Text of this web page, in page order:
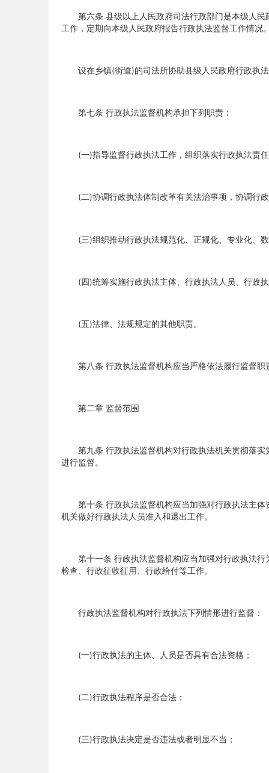
第六条 县级以上人民政府司法行政部门是本级人民
工作，定期向本级人民政府报告行政执法监督工作情况
设在乡镇(街道)的司法所协助县级人民政府行政执法
第七条 行政执法监督机构承担下列职责：
(一)指导监督行政执法工作，组织落实行政执法责任
(二)协调行政执法体制改革有关法治事项，协调行
(三)组织推动行政执法规范化、正规化、专业化、
(四)统筹实施行政执法主体、行政执法人员、行政执
(五)法律、法规规定的其他职责。
第八条 行政执法监督机构应当严格依法履行监督职
第二章 监督范围
第九条 行政执法监督机构对行政执法机关贯彻落实
进行监督。
第十条 行政执法监督机构应当加强对行政执法主体
机关做好行政执法人员准入和退出工作。
第十一条 行政执法监督机构应当加强对行政执法行
检查、行政征收征用、行政给付等工作。
行政执法监督机构对行政执法下列情形进行监督：
(一)行政执法的主体、人员是否具有合法资格；
(二)行政执法程序是否合法；
(三)行政执法决定是否违法或者明显不当；